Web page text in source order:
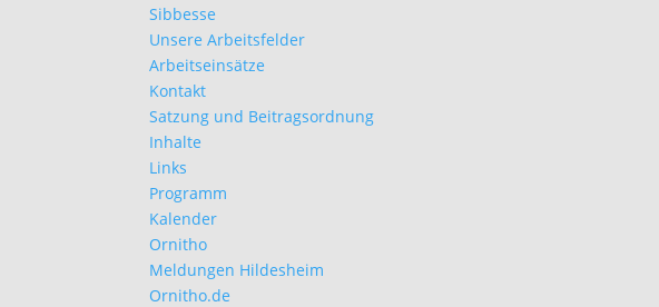
Sibbesse
Unsere Arbeitsfelder
Arbeitseinsätze
Kontakt
Satzung und Beitragsordnung
Inhalte
Links
Programm
Kalender
Ornitho
Meldungen Hildesheim
Ornitho.de